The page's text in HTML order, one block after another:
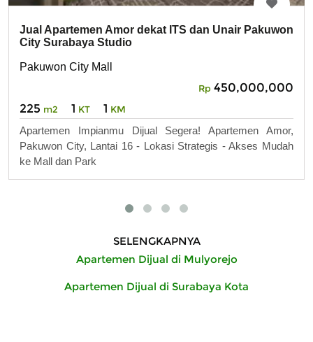
Jual Apartemen Amor dekat ITS dan Unair Pakuwon
City Surabaya Studio
Pakuwon City Mall
Rp 450,000,000
225 m2 1 KT 1 KM
Apartemen Impianmu Dijual Segera! Apartemen Amor,
Pakuwon City, Lantai 16 - Lokasi Strategis - Akses Mudah
ke Mall dan Park
SELENGKAPNYA
Apartemen Dijual di Mulyorejo
Apartemen Dijual di Surabaya Kota